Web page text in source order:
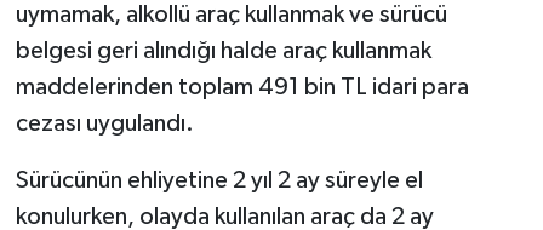
uymamak, alkollü araç kullanmak ve sürücü
belgesi geri alındığı halde araç kullanmak
maddelerinden toplam 491 bin TL idari para
cezası uygulandı.
Sürücünün ehliyetine 2 yıl 2 ay süreyle el
konulurken, olayda kullanılan araç da 2 ay